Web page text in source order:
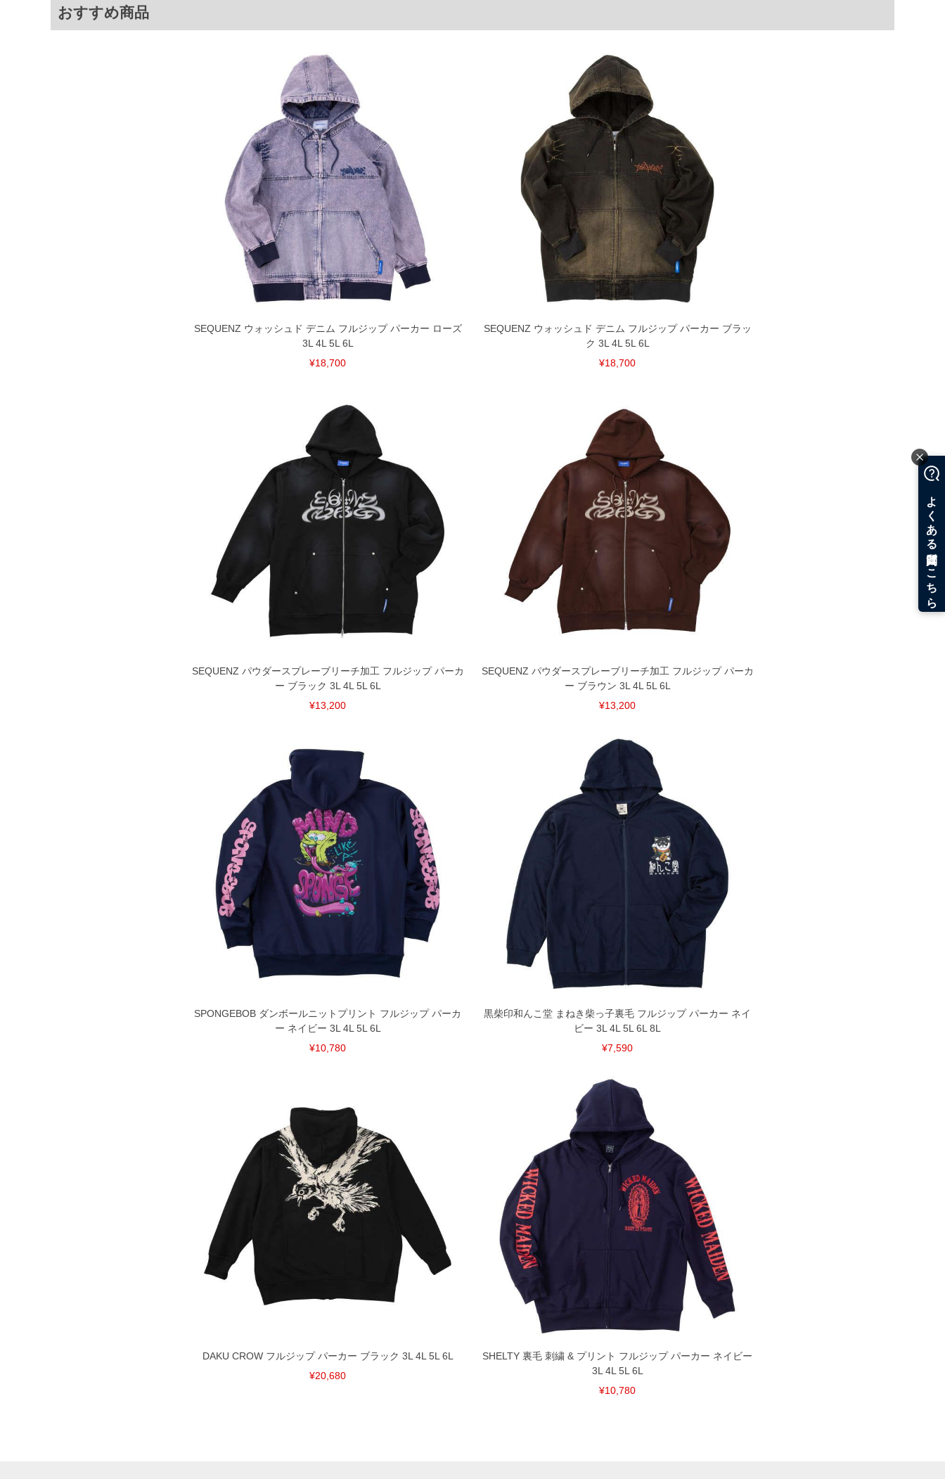
5L
※商品によって若干のサイズの誤差がございます。また、お客様がご使用の環境（コンピュ
ータ画面）によって、商品の色味が若干異なる場合がございます。予めご了承ください。
※上記サイズが実際の商品に付いているタグのサイズ表記と異なる場合があります。お取り
扱い前に商品付属タグの記載もご確認下さい。
※当店での掲載商品は、実店鋪と在庫を共用しておりますので店頭での売り違い、店舗から
のお取り寄せ等により、お客様にご迷惑をお掛けしてしまう場合がございます。そのような
ことがない様最大限に努めておりますが、もしあった場合速やかにご連絡させて頂きますの
で予めご了承ください。
※【ボトムの裾上げをご希望の場合】
裾上げ料金は500円+税となります。
備考欄に股下●cmとご記入下さい。（裾上げ無料対象商品は1本につき税込6,000円以上の品
が対象。1本5,999円以下の商品は有料（500円+税）となります。）
出荷まで約1週間～20日間程お時間を頂く場合がございます。
尚、裾上げした商品は返品・交換不可となりますので、予めご了承下さい。
一部、お直しに対応出来ない商品がございます。(例：裾にファスナーや調節ひもが付いて
いる、極端なデザインが施されている等)
※【返品交換について】
返品交換希望の方は、商品到着後1週間以内にご連絡ください。
おすすめ商品
SEQUENZ ウォッシュド デニム フルジップ パーカー ローズ
3L 4L 5L 6L
¥18,700
SEQUENZ ウォッシュド デニム フルジップ パーカー ブラッ
ク 3L 4L 5L 6L
¥18,700
SEQUENZ パウダースプレーブリーチ加工 フルジップ パーカ
ー ブラック 3L 4L 5L 6L
¥13,200
SEQUENZ パウダースプレーブリーチ加工 フルジップ パーカ
ー ブラウン 3L 4L 5L 6L
¥13,200
SPONGEBOB ダンボールニットプリント フルジップ パーカ
ー ネイビー 3L 4L 5L 6L
¥10,780
黒柴印和んこ堂 まねき柴っ子裏毛 フルジップ パーカー ネイ
ビー 3L 4L 5L 6L 8L
¥7,590
DAKU CROW フルジップ パーカー ブラック 3L 4L 5L 6L
¥20,680
SHELTY 裏毛 刺繍 & プリント フルジップ パーカー ネイビー
3L 4L 5L 6L
¥10,780